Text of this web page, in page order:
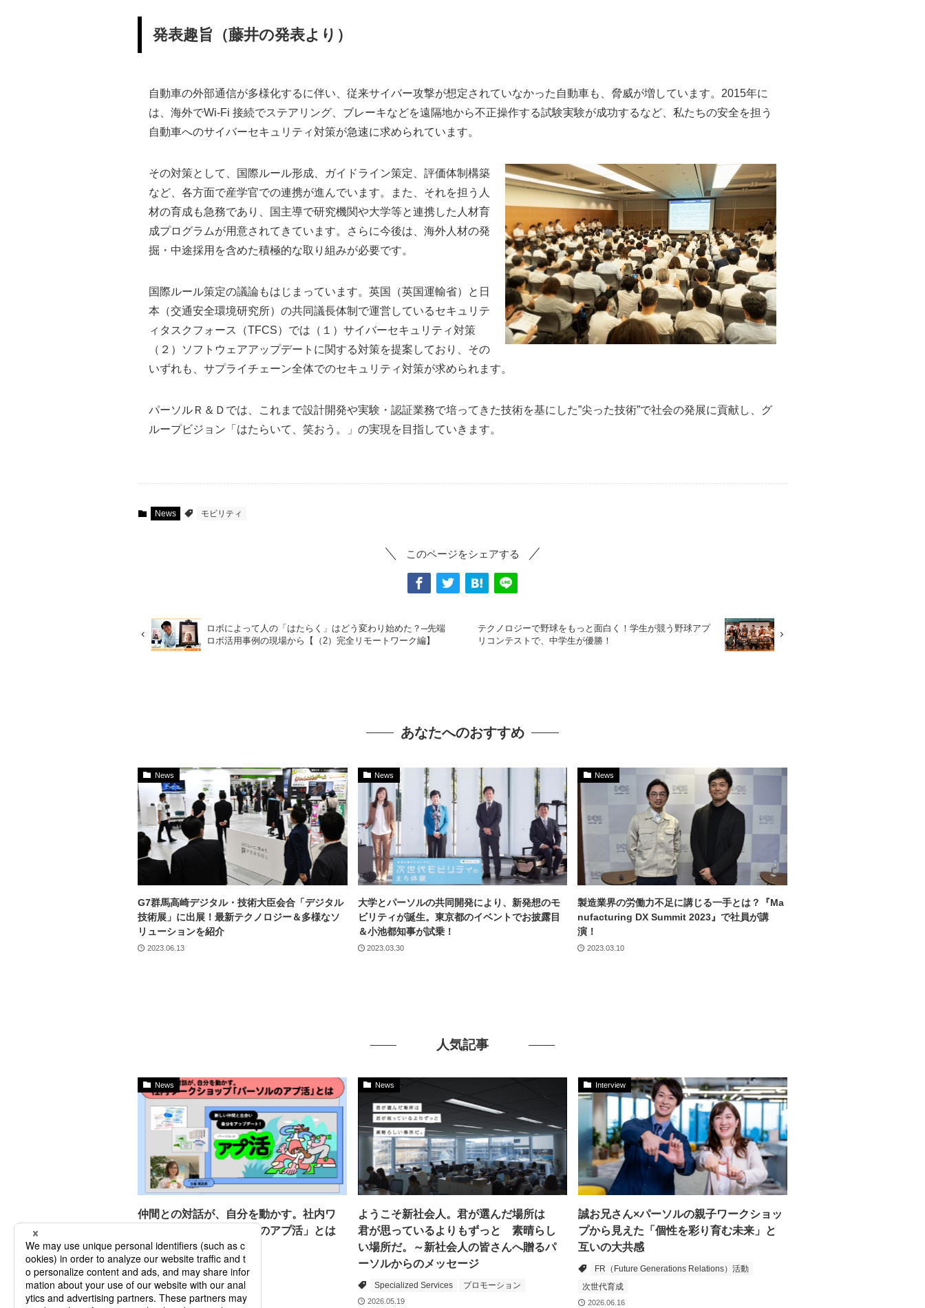
発表趣旨（藤井の発表より）
自動車の外部通信が多様化するに伴い、従来サイバー攻撃が想定されていなかった自動車も、脅威が増しています。2015年に
は、海外でWi-Fi 接続でステアリング、ブレーキなどを遠隔地から不正操作する試験実験が成功するなど、私たちの安全を担う
自動車へのサイバーセキュリティ対策が急速に求められています。
その対策として、国際ルール形成、ガイドライン策定、評価体制構築
など、各方面で産学官での連携が進んでいます。また、それを担う人
材の育成も急務であり、国主導で研究機関や大学等と連携した人材育
成プログラムが用意されてきています。さらに今後は、海外人材の発
掘・中途採用を含めた積極的な取り組みが必要です。
国際ルール策定の議論もはじまっています。英国（英国運輸省）と日
本（交通安全環境研究所）の共同議長体制で運営しているセキュリテ
ィタスクフォース（TFCS）では（１）サイバーセキュリティ対策
（２）ソフトウェアアップデートに関する対策を提案しており、その
いずれも、サプライチェーン全体でのセキュリティ対策が求められます。
パーソルＲ＆Ｄでは、これまで設計開発や実験・認証業務で培ってきた技術を基にした”尖った技術”で社会の発展に貢献し、グ
ループビジョン「はたらいて、笑おう。」の実現を目指していきます。
News モビリティ
このページをシェアする
ロボによって人の「はたらく」はどう変わり始めた？─先端
ロボ活用事例の現場から【（2）完全リモートワーク編】
テクノロジーで野球をもっと面白く！学生が競う野球アプ
リコンテストで、中学生が優勝！
あなたへのおすすめ
News
G7群馬高崎デジタル・技術大臣会合「デジタル
技術展」に出展！最新テクノロジー＆多様なソ
リューションを紹介
2023.06.13
News
大学とパーソルの共同開発により、新発想のモ
ビリティが誕生。東京都のイベントでお披露目
＆小池都知事が試乗！
2023.03.30
News
製造業界の労働力不足に講じる一手とは？『Ma
nufacturing DX Summit 2023』で社員が講
演！
2023.03.10
人気記事
News
仲間との対話が、自分を動かす。社内ワ
ークショップ「パーソルのアプ活」とは
人材育成 研修
2026.06.17
News
ようこそ新社会人。君が選んだ場所は
君が思っているよりもずっと 素晴らし
い場所だ。～新社会人の皆さんへ贈るパ
ーソルからのメッセージ
Specialized Services プロモーション
2026.05.19
Interview
誠お兄さん×パーソルの親子ワークショッ
プから見えた「個性を彩り育む未来」と
互いの大共感
FR（Future Generations Relations）活動
次世代育成
2026.06.16